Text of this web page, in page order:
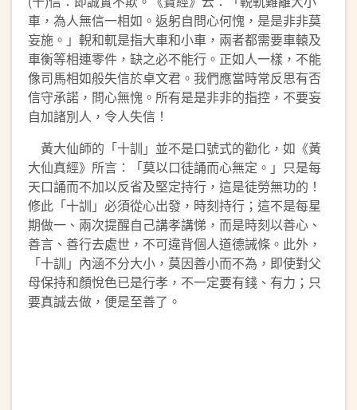
車，為人無信一相如。返躬自問心何愧，是是非非莫
妄施。」輗和軏是指大車和小車，兩者都需要車轅及
車衡等相連零件，缺之必不能行。正如人一樣，不能
像司馬相如般失信於卓文君。我們應當時常反思有否
信守承諾，問心無愧。所有是是非非的指控，不要妄
自加諸別人，令人失信！
黃大仙師的「十訓」並不是口號式的勸化，如《黃
大仙真經》所言：「莫以口徒誦而心無定。」只是每
天口誦而不加以反省及堅定持行，這是徒勞無功的！
修此「十訓」必須從心出發，時刻持行；這不是每星
期做一、兩次提醒自己講孝講悌，而是時刻以善心、
善言、善行去處世，不可違背個人道德誡條。此外，
「十訓」內涵不分大小，莫因善小而不為，即使對父
母保持和顏悅色已是行孝，不一定要有錢、有力；只
要真誠去做，便是至善了。